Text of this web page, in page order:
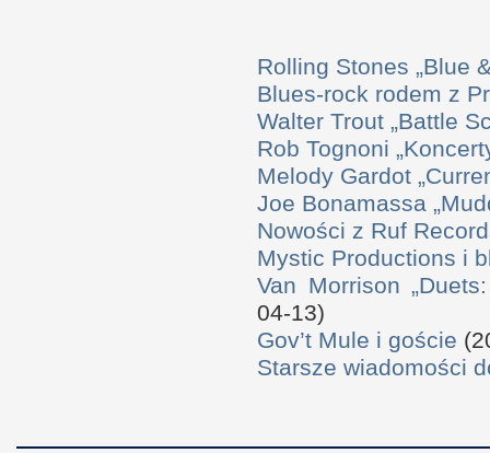
Rolling Stones „Blue
Blues-rock rodem z
Walter Trout „Battle
Rob Tognoni
Melody Gardot
Joe Bonamassa
Nowości z Ruf
Mystic Productions i
Van Morrison
04-13)
Gov’t Mule i goście
Starsze wiadomości